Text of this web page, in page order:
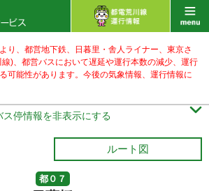
り、都営地下鉄、日暮里・舎人ライナー、東京さ
)、都営バスにおいて遅延や運行本数の減少、運行
可能性があります。 今後の気象情報、運行情報に
ス停情報を非表示にする 
ルート図
都０７